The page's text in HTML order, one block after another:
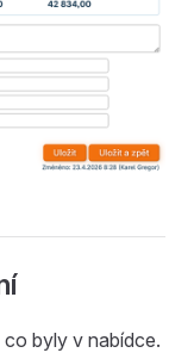
byly v nabídce.